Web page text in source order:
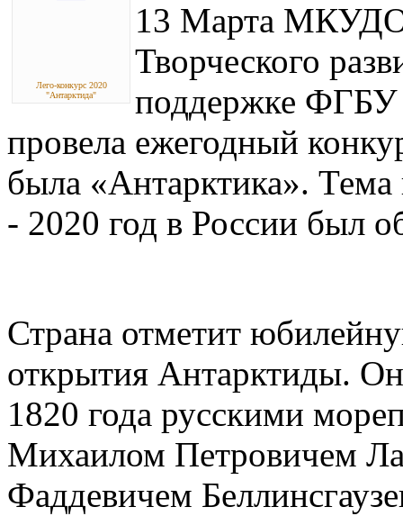
Лего-конкурс 2020
"Антарктида"
13 Марта МКУДО
Творческого
поддержке
провела ежегодный
была «Антарктика». Тема
- 2020 год в России был
Страна отметит
открытия Антарктиды.
1820 года русскими
Михаилом Петровичем
Фаддевичем